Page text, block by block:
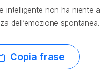
intelligente non ha niente a
dell’emozione spontanea.
Copia frase